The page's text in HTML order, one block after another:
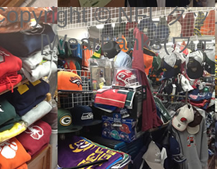
© NFL グ
[WearBanks(ウ